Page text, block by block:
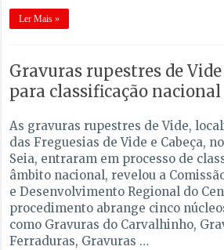
Ler Mais »
Gravuras rupestres de
para classificação nacional
As gravuras rupestres de Vide,
das Freguesias de Vide e Cabeça,
Seia, entraram em processo de
âmbito nacional, revelou a
e Desenvolvimento Regional do
procedimento abrange cinco
como Gravuras do Carvalhinho,
Ferraduras, Gravuras …